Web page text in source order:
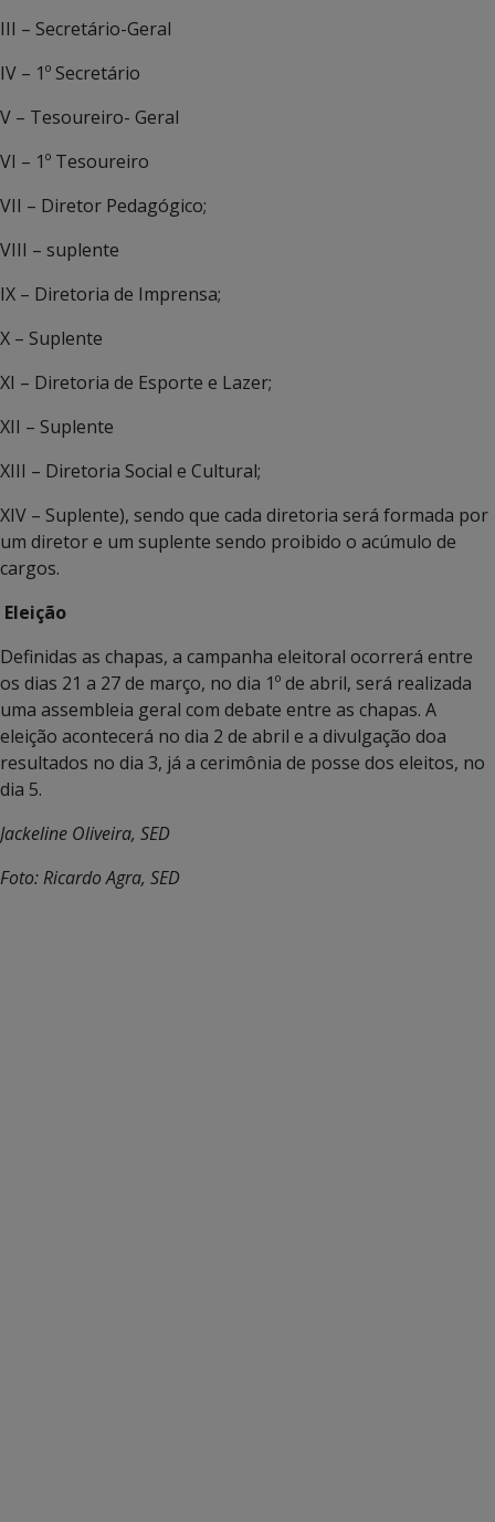
III – Secretário-Geral
IV – 1º Secretário
V – Tesoureiro- Geral
VI – 1º Tesoureiro
VII – Diretor Pedagógico;
VIII – suplente
IX – Diretoria de Imprensa;
X – Suplente
XI – Diretoria de Esporte e Lazer;
XII – Suplente
XIII – Diretoria Social e Cultural;
XIV – Suplente), sendo que cada diretoria será formada por
um diretor e um suplente sendo proibido o acúmulo de
cargos.
Eleição
Definidas as chapas, a campanha eleitoral ocorrerá entre
os dias 21 a 27 de março, no dia 1º de abril, será realizada
uma assembleia geral com debate entre as chapas. A
eleição acontecerá no dia 2 de abril e a divulgação doa
resultados no dia 3, já a cerimônia de posse dos eleitos, no
dia 5.
Jackeline Oliveira, SED
Foto: Ricardo Agra, SED